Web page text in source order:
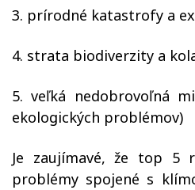
3. prírodné katastrofy a
4. strata biodiverzity a
5. veľká nedobrovoľná
ekologických problémov)
Je zaujímavé, že top 5
problémy spojené s